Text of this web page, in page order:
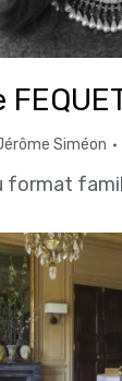
Siméon
format